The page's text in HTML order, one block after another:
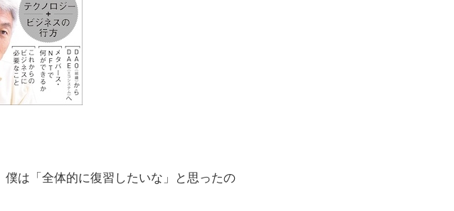
は「全体的に復習したいな」と思ったの